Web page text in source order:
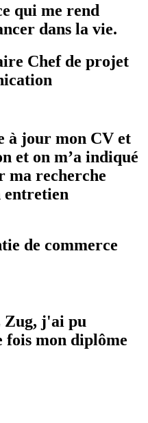
qui me rend
dans la vie.
Chef de projet
à jour mon CV et
et on m’a indiqué
ma recherche
entretien
de commerce
Zug, j'ai pu
mon diplôme